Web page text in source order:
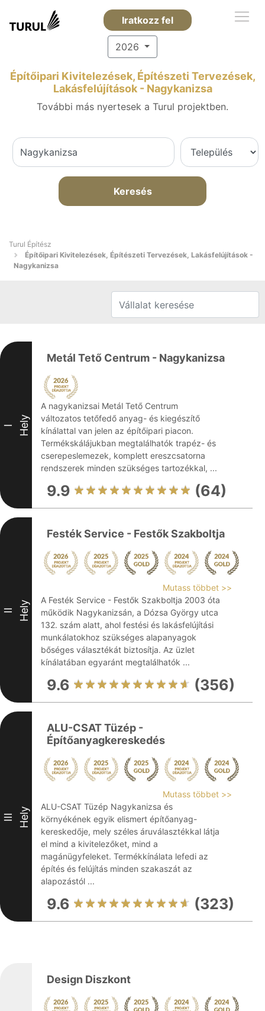
Iratkozz fel
2026
Építőipari Kivitelezések, Építészeti Tervezések,
Lakásfelújítások - Nagykanizsa
További más nyertesek a Turul projektben.
Keresés
Turul Építész
Építőipari Kivitelezések, Építészeti Tervezések, Lakásfelújítások -
Nagykanizsa
I Hely
Metál Tető Centrum - Nagykanizsa
A nagykanizsai Metál Tető Centrum
változatos tetőfedő anyag- és kiegészítő
kínálattal van jelen az építőipari piacon.
Termékskálájukban megtalálhatók trapéz- és
cserepeslemezek, komplett ereszcsatorna
rendszerek minden szükséges tartozékkal, ...
9.9 (64)
II Hely
Festék Service - Festők Szakboltja
Mutass többet >>
A Festék Service - Festők Szakboltja 2003 óta
működik Nagykanizsán, a Dózsa György utca
132. szám alatt, ahol festési és lakásfelújítási
munkálatokhoz szükséges alapanyagok
bőséges választékát biztosítja. Az üzlet
kínálatában egyaránt megtalálhatók ...
9.6 (356)
III Hely
ALU-CSAT Tüzép -
Építőanyagkereskedés
Mutass többet >>
ALU-CSAT Tüzép Nagykanizsa és
környékének egyik elismert építőanyag-
kereskedője, mely széles áruválasztékkal látja
el mind a kivitelezőket, mind a
magánügyfeleket. Termékkínálata lefedi az
építés és felújítás minden szakaszát az
alapozástól ...
9.6 (323)
Design Diszkont